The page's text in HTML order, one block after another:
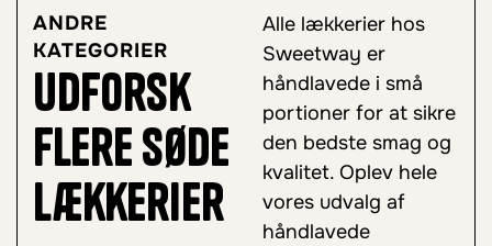
ANDRE
KATEGORIER
Udforsk
flere søde
lækkerier
Alle lækkerier hos
Sweetway er
håndlavede i små
portioner for at sikre
den bedste smag og
kvalitet. Oplev hele
vores udvalg af
håndlavede